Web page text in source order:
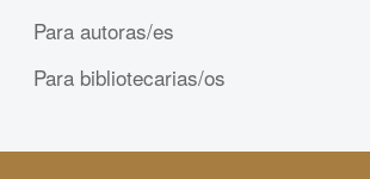
Para autoras/es
Para bibliotecarias/os